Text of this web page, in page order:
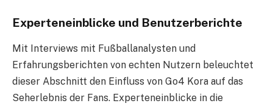
Experteneinblicke und Benutzerberichte
Mit Interviews mit Fußballanalysten und
Erfahrungsberichten von echten Nutzern beleuchtet
dieser Abschnitt den Einfluss von Go4 Kora auf das
Seherlebnis der Fans. Experteneinblicke in die